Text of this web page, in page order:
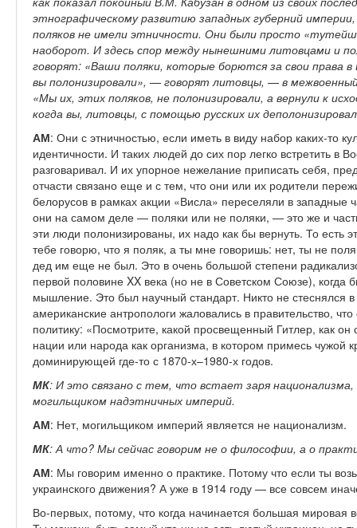
этнографическому развитию западных губерний
поляков не имели этничности. Они были просто
наоборот. И здесь спор между нынешними литовцами и
говорят: «Ваши поляки, которые борются за свои права
вы полонизировали», — говорят литовцы, — в
«Мы их, этих поляков, не полонизировали, а вернули к
когда вы, литовцы, с помощью русских их
АМ: Они с этничностью, если иметь в виду набор каких-то
идентичности. И таких людей до сих пор легко встретить в
разговаривал. И их упорное нежелание приписать себя,
отчасти связано еще и с тем, что они или их родители
белорусов в рамках акции «Висла» переселяли в западные
они на самом деле — поляки или не поляки, — это же и
эти люди полонизированы, их надо как бы вернуть. То есть
тебе говорю, что я поляк, а ты мне говоришь: нет, ты не
дед им еще не был. Это в очень большой степени
первой половине XX века (но не в Советском Союзе), когда
мышление. Это был научный стандарт. Никто не стеснялся
американские антропологи жаловались в правительство,
политику: «Посмотрите, какой просвещенный Гитлер, как
нации или народа как организма, в котором примесь чужой
доминирующей где-то с 1870-х–1980-х годов.
МК: И это связано с тем, что встает заря
могильщиком надэтничных империй.
АМ: Нет, могильщиком империй является не национализм.
МК: А что? Мы сейчас говорим не о философии, а о
АМ: Мы говорим именно о практике. Потому что если ты
украинского движения? А уже в 1914 году — все совсем
Во-первых, потому, что когда начинается большая